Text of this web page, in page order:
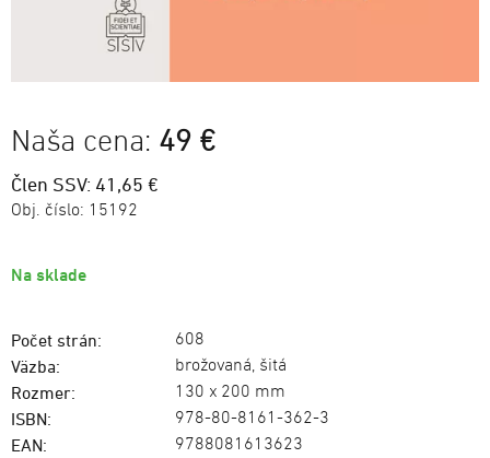
Naša cena: 49 €
Člen SSV: 41,65 €
Obj. číslo: 15192
Na sklade
Počet strán: 608
Väzba: brožovaná, šitá
Rozmer: 130 x 200 mm
ISBN: 978-80-8161-362-3
EAN: 9788081613623